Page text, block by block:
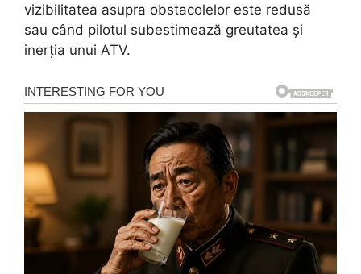
vizibilitatea asupra obstacolelor este redusă
sau când pilotul subestimează greutatea și
inerția unui ATV.